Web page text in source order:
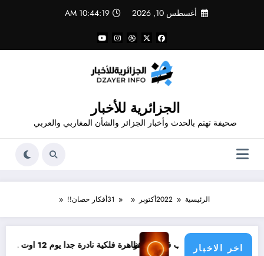
أغسطس 10, 2026 10:44:19 AM
الجزائرية للأخبار
صحيفة تهتم بالحدث وأخبار الجزائر والشأن المغاربي والعربي
الرئيسية 2022أكتوبر 31أفكار حصان!!
اخر الاخبار
الذهب في الجزائر ظاهرة فلكية نادرة جدا يوم 12 اوت ..06 كواكب مع الشمس